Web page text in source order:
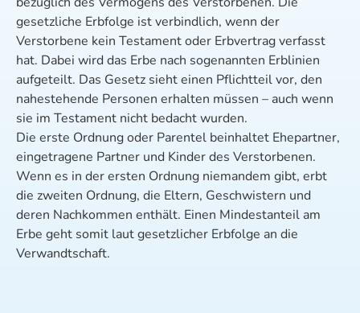
gesetzliche Erbfolge ist verbindlich, wenn der
Verstorbene kein Testament oder Erbvertrag verfasst
hat. Dabei wird das Erbe nach sogenannten Erblinien
aufgeteilt. Das Gesetz sieht einen Pflichtteil vor, den
nahestehende Personen erhalten müssen – auch wenn
sie im Testament nicht bedacht wurden.
Die erste Ordnung oder Parentel beinhaltet Ehepartner,
eingetragene Partner und Kinder des Verstorbenen.
Wenn es in der ersten Ordnung niemandem gibt, erbt
die zweiten Ordnung, die Eltern, Geschwistern und
deren Nachkommen enthält. Einen Mindestanteil am
Erbe geht somit laut gesetzlicher Erbfolge an die
Verwandtschaft.